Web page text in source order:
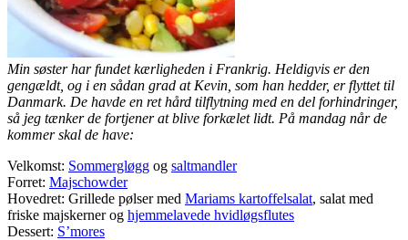
Min søster har fundet kærligheden i Frankrig. Heldigvis er den
gengældt, og i en sådan grad at Kevin, som han hedder, er flyttet til
Danmark. De havde en ret hård tilflytning med en del forhindringer,
så jeg tænker de fortjener at blive forkælet lidt. På mandag når de
kommer skal de have:
Velkomst: Sommergløgg og saltmandler
Forret: Majschowder
Hovedret: Grillede pølser med Mariams kartoffelsalat, salat med
friske majskerner og hjemmelavede hvidløgsflutes
Dessert: S’mores